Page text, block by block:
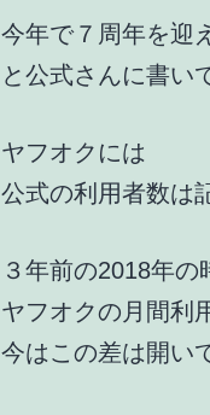
今年で７周年を迎
と公式さんに書い
ヤフオクには
公式の利用者数は
３年前の2018年の
ヤフオクの月間利
今はこの差は開い